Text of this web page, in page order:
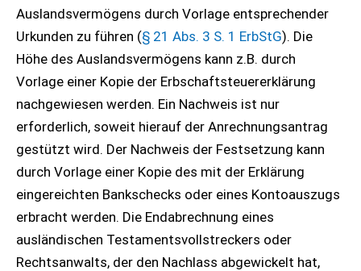
Auslandsvermögens durch Vorlage entsprechender
Urkunden zu führen (§ 21 Abs. 3 S. 1 ErbStG). Die
Höhe des Auslandsvermögens kann z.B. durch
Vorlage einer Kopie der Erbschaftsteuererklärung
nachgewiesen werden. Ein Nachweis ist nur
erforderlich, soweit hierauf der Anrechnungsantrag
gestützt wird. Der Nachweis der Festsetzung kann
durch Vorlage einer Kopie des mit der Erklärung
eingereichten Bankschecks oder eines Kontoauszugs
erbracht werden. Die Endabrechnung eines
ausländischen Testamentsvollstreckers oder
Rechtsanwalts, der den Nachlass abgewickelt hat,